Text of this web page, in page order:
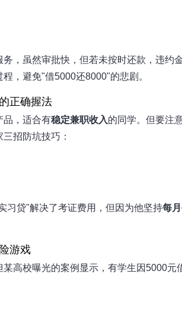
务，虽然审批快，但若未按时还款，违约
，避免"借5000还8000"的悲剧。
正确握法
品，适合有稳定兼职收入的同学。但要注
招防坑技巧：
习贷"解决了考证费用，但因为他坚持每
游戏
高校曝光的案例显示，有学生因5000